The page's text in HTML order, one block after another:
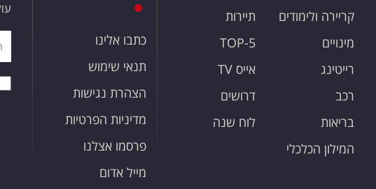
קריירה ולימודים
מינויים
רייטינג
רכב
בריאות
המילון הכלכלי
תיירות
TOP-5
אייס TV
דרושים
לוח שנה
כתבו אלינו
תנאי שימוש
הצהרת נגישות
מדיניות הפרטיות
פרסמו אצלנו
מייל אדום